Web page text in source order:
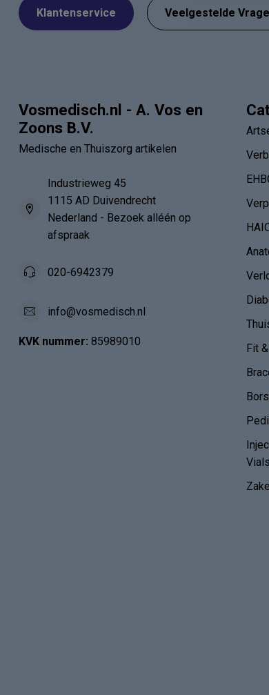
Klantenservice Veelgestelde
Vosmedisch.nl - A. Vos en
Zoons B.V.
Medische en Thuiszorg artikelen
Industrieweg 45
1115 AD Duivendrecht
Nederland - Bezoek alléén op
afspraak
020-6942379
info@vosmedisch.nl
KVK nummer: 85989010
Fit
Vials